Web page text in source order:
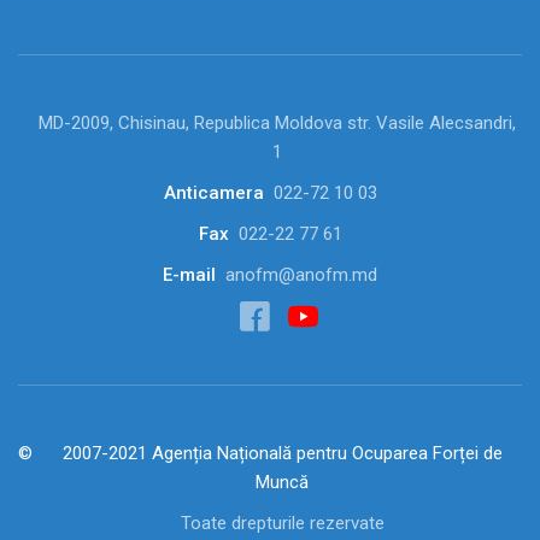
MD-2009, Chisinau, Republica Moldova str. Vasile Alecsandri,
1
Anticamera 022-72 10 03
Fax 022-22 77 61
E-mail anofm@anofm.md
2007-2021 Agenția Națională pentru Ocuparea Forței de
Muncă
Toate drepturile rezervate